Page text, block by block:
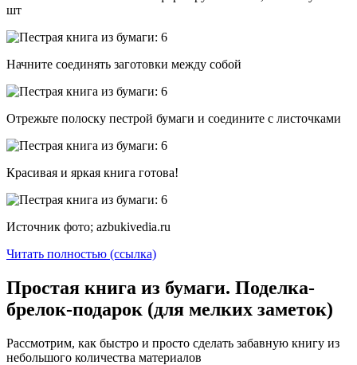
шт
Начните соединять заготовки между собой
Отрежьте полоску пестрой бумаги и соедините с листочками
Красивая и яркая книга готова!
Источник фото; azbukivedia.ru
Читать полностью (ссылка)
Простая книга из бумаги. Поделка-
брелок-подарок (для мелких заметок)
Рассмотрим, как быстро и просто сделать забавную книгу из
небольшого количества материалов